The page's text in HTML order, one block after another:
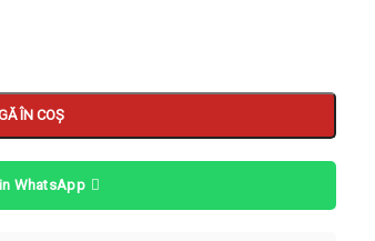
ÎN COȘ
WhatsApp